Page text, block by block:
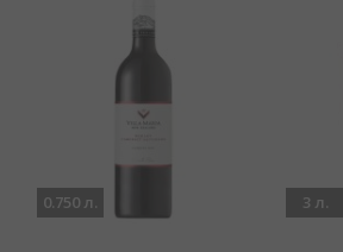
0.750 л. 3 л.